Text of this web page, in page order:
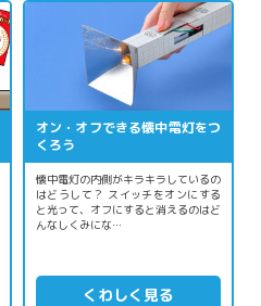
オン・オフできる懐中電灯をつ
くろう
懐中電灯の内側がキラキラしているの
はどうして？ スイッチをオンにする
と光って、オフにすると消えるのはど
んなしくみにな…
くわしく見る